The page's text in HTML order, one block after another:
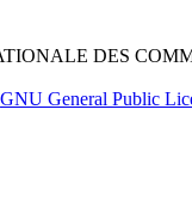
DES
GNU General Public